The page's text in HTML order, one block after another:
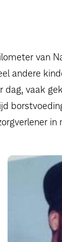
van
andere
vaak
in